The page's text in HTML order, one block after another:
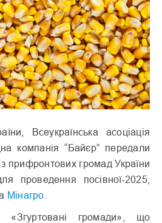
Всеукраїнська асоціація
компанія “Байєр” передали
прифронтових громад України
проведення посівної-2025,
Мінагро
громади», що